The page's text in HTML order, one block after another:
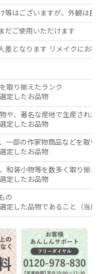
等はございますが、外観は
だご使用いただけます
差となります リメイクにお
取り揃えたランク
定したお品物
や、著名な産地で生産され
定したお品物
一部の作家物商品などを取
定したお品物
和装小物等を数多く取り揃
定したお品物
の
定した品物であること（当